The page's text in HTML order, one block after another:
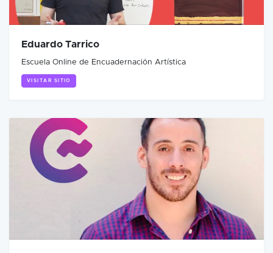
Eduardo Tarrico
Escuela Online de Encuadernación Artística
VISITAR SITIO